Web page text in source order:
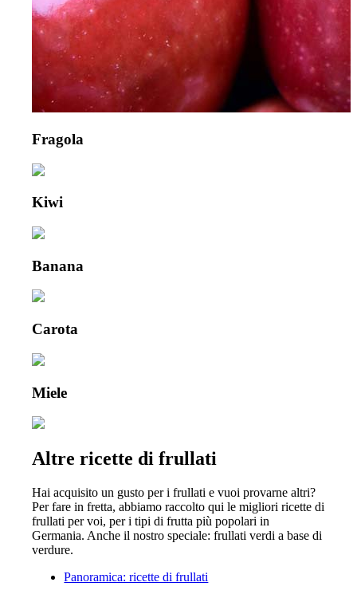
Fragola
Kiwi
Banana
Carota
Miele
Altre ricette di frullati
Hai acquisito un gusto per i frullati e vuoi provarne altri?
Per fare in fretta, abbiamo raccolto qui le migliori ricette di
frullati per voi, per i tipi di frutta più popolari in
Germania. Anche il nostro speciale: frullati verdi a base di
verdure.
Panoramica: ricette di frullati